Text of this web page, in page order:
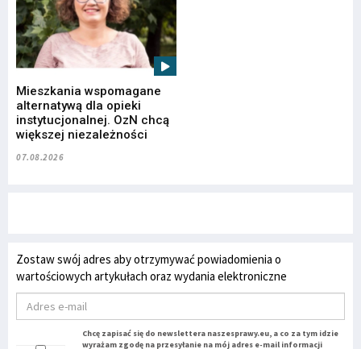
Mieszkania wspomagane
alternatywą dla opieki
instytucjonalnej. OzN chcą
większej niezależności
07.08.2026
Zostaw swój adres aby otrzymywać powiadomienia o
wartościowych artykułach oraz wydania elektroniczne
Chcę zapisać się do newslettera naszesprawy.eu, a co za tym idzie
wyrażam zgodę na przesyłanie na mój adres e-mail informacji